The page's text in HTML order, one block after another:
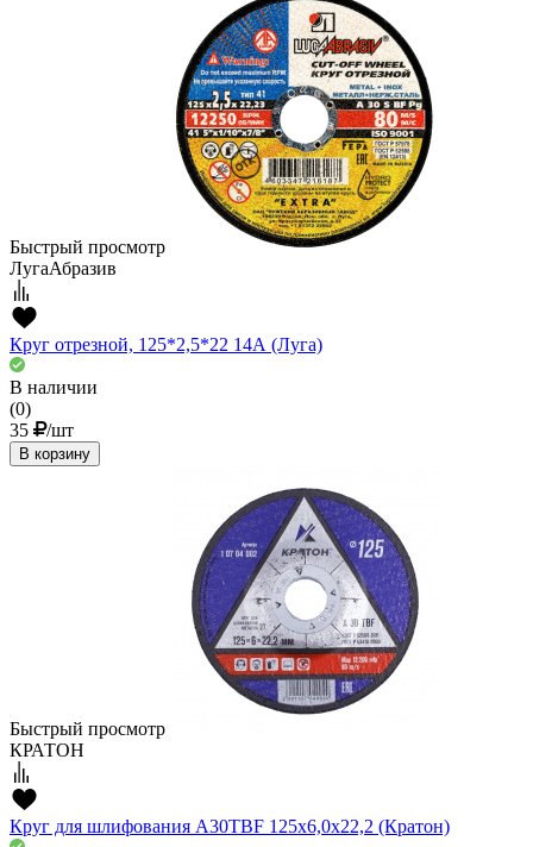
Быстрый просмотр
ЛугаАбразив
Круг отрезной, 125*2,5*22 14А (Луга)
В наличии
(0)
35
/шт
В корзину
Быстрый просмотр
КРАТОН
Круг для шлифования A30TBF 125х6,0х22,2 (Кратон)